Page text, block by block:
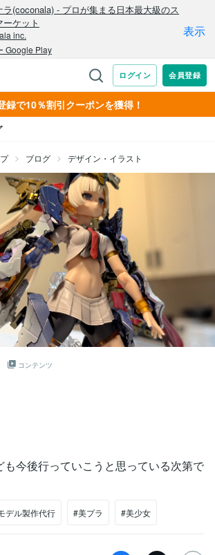
録で10％割引クーポンを獲得！
ブログ デザイン・イラスト
コンテンツ
も今後行っていこうと思っている次第で
デル製作代行 #美プラ #美少女